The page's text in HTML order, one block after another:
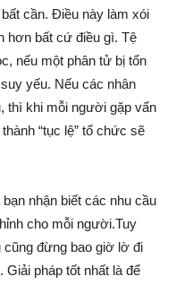
cần. Điều này làm xói
hơn bất cứ điều gì. Tệ
nếu một phân tử bị tổn
yếu. Nếu các nhân
thì khi mỗi người gặp vấn
“tục lệ” tổ chức sẽ
nhận biết các nhu cầu
cho mỗi người.Tuy
cũng đừng bao giờ lờ đi
Giải pháp tốt nhất là để